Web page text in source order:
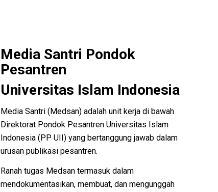
Media Santri Pondok
Pesantren
Universitas Islam Indonesia
Media Santri (Medsan) adalah unit kerja di bawah
Direktorat Pondok Pesantren Universitas Islam
Indonesia (PP UII) yang bertanggung jawab dalam
urusan publikasi pesantren.
Ranah tugas Medsan termasuk dalam
mendokumentasikan, membuat, dan mengunggah